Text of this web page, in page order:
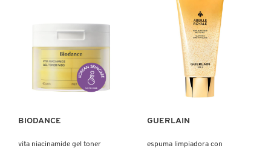
Ver más
BIODANCE
vita niacinamide gel toner
Ver más
GUERLAIN
espuma limpiadora con